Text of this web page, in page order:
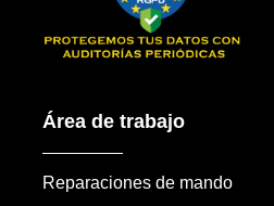
Área de trabajo
Reparaciones de mando